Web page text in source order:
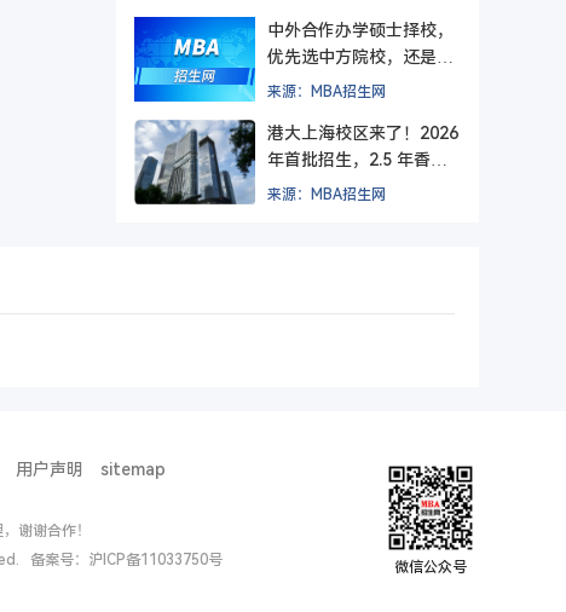
中外合作办学硕士择校，
优先选中方院校，还是外
方院校？
来源：MBA招生网
港大上海校区来了！2026
年首批招生，2.5 年香港
+ 1.5 年上海，毕业后拿
来源：MBA招生网
用户声明 sitemap
谢谢合作！
备案号：
沪ICP备11033750号 微信公众号